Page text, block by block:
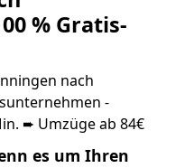
% Gratis-
nach
-
➨ Umzüge ab 84€
es um Ihren